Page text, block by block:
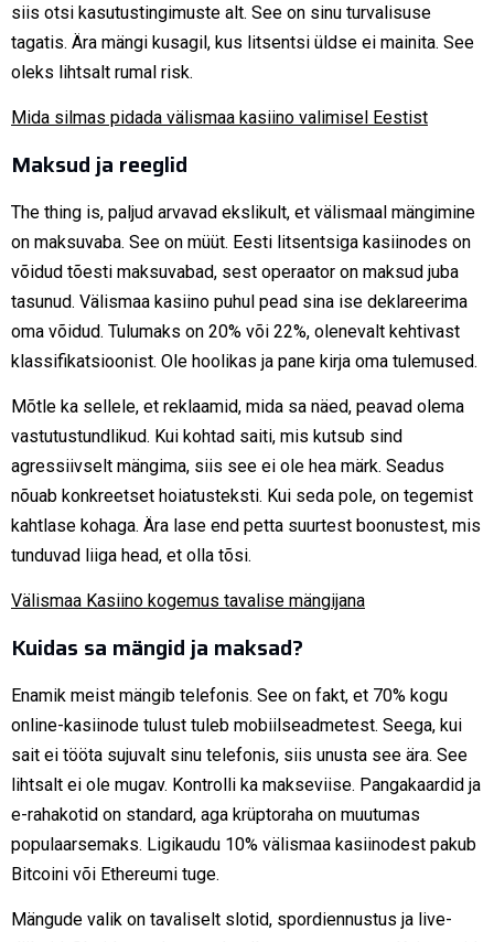
siis otsi kasutustingimuste alt. See on sinu turvalisuse
tagatis. Ära mängi kusagil, kus litsentsi üldse ei mainita. See
oleks lihtsalt rumal risk.
Mida silmas pidada välismaa kasiino valimisel Eestist
Maksud ja reeglid
The thing is, paljud arvavad ekslikult, et välismaal mängimine
on maksuvaba. See on müüt. Eesti litsentsiga kasiinodes on
võidud tõesti maksuvabad, sest operaator on maksud juba
tasunud. Välismaa kasiino puhul pead sina ise deklareerima
oma võidud. Tulumaks on 20% või 22%, olenevalt kehtivast
klassifikatsioonist. Ole hoolikas ja pane kirja oma tulemused.
Mõtle ka sellele, et reklaamid, mida sa näed, peavad olema
vastutustundlikud. Kui kohtad saiti, mis kutsub sind
agressiivselt mängima, siis see ei ole hea märk. Seadus
nõuab konkreetset hoiatusteksti. Kui seda pole, on tegemist
kahtlase kohaga. Ära lase end petta suurtest boonustest, mis
tunduvad liiga head, et olla tõsi.
Välismaa Kasiino kogemus tavalise mängijana
Kuidas sa mängid ja maksad?
Enamik meist mängib telefonis. See on fakt, et 70% kogu
online-kasiinode tulust tuleb mobiilseadmetest. Seega, kui
sait ei tööta sujuvalt sinu telefonis, siis unusta see ära. See
lihtsalt ei ole mugav. Kontrolli ka makseviise. Pangakaardid ja
e-rahakotid on standard, aga krüptoraha on muutumas
populaarsemaks. Ligikaudu 10% välismaa kasiinodest pakub
Bitcoini või Ethereumi tuge.
Mängude valik on tavaliselt slotid, spordiennustus ja live-